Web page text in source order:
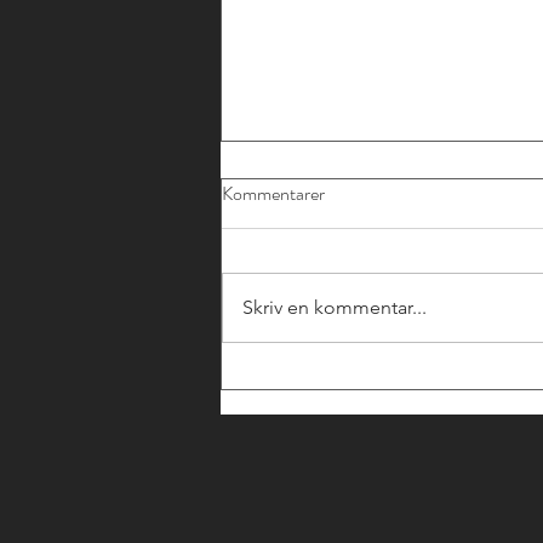
SWEFINTECHS
RÅDGIVANDE MEDLEMMAR
Kommentarer
Skriv en kommentar...